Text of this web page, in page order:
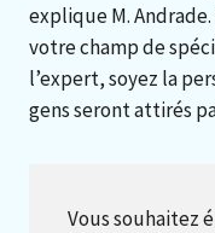
explique M.
votre champ de
l’expert, soyez la
gens seront attirés
Vous souhaitez